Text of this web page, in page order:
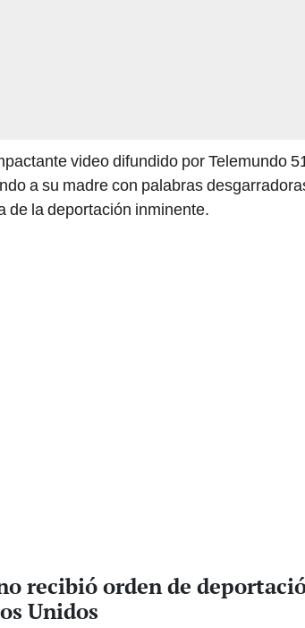
video difundido por Telemundo
a su madre con palabras
de la deportación inminente.
recibió orden de
Unidos